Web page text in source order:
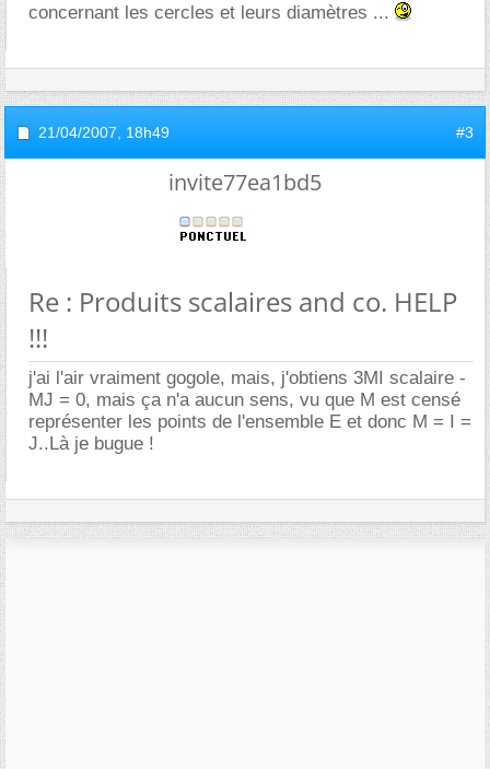
concernant les cercles et leurs diamètres ...
21/04/2007, 18h49 #3
invite77ea1bd5
Re : Produits scalaires and co. HELP
!!!
j'ai l'air vraiment gogole, mais, j'obtiens 3MI scalaire -
MJ = 0, mais ça n'a aucun sens, vu que M est censé
représenter les points de l'ensemble E et donc M = I =
J..Là je bugue !